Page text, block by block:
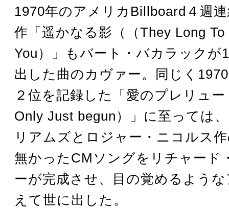
1970年のアメリカBillboard４週
作「遥かなる影（（They Long
You）」もバート・バカラックが
出した曲のカヴァー。同じく
２位を記録した「愛のプレリュー
Only Just begun）」に至っては
リアムズとロジャー・ニコルス
無かったCMソングをリチャード
ーが完成させ、目の覚めるよう
えて世に出した。